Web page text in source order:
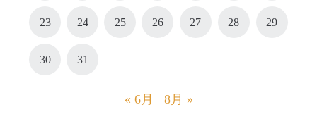
23 24 25 26 27 28 29
30 31
« 6月 8月 »